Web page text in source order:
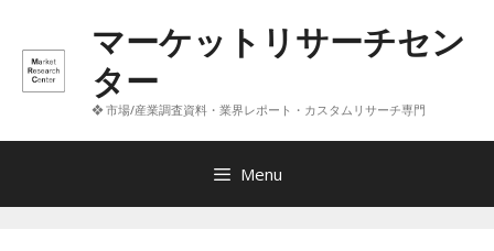
へ
マーケットリサーチセン
ター
❖ 市場/産業調査資料・業界レポート・カスタムリサーチ専門
Menu